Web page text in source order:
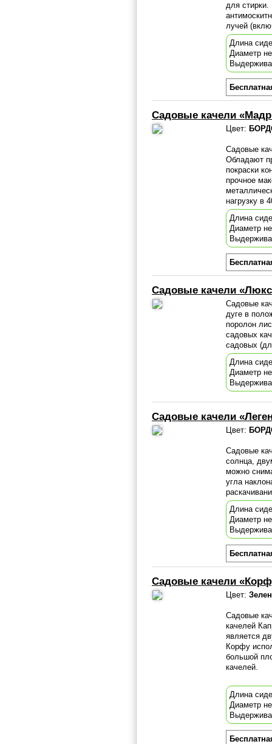
для
лучей
Длина
Диаметр
Садовые качели
Цвет:
Садовые
Обладают
покраски
прочное
нагрузку в
Длина
Диаметр
Садовые качели
Садовые
дуге в
поролон
садовых
садовых
Длина
Диаметр
Садовые качели
Цвет:
Садовые
солнца,
можно
угла
Длина
Диаметр
Садовые качели
Цвет:
Садовые
качелей
является
Корфу
большой
качелей.
Длина
Диаметр